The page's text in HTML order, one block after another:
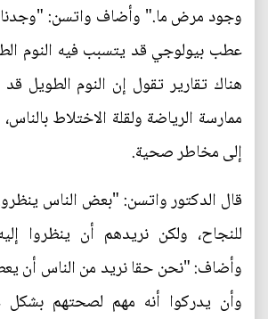
وجود مرض ما." وأضاف واتسن:
عطب بيولوجي قد يتسبب فيه النوم
هناك تقارير تقول إن النوم الطويل
ممارسة الرياضة ولقلة الاختلاط
إلى مخاطر صحية.
قال الدكتور واتسن: "بعض الناس
للنجاح، ولكن نريدهم أن ينظروا
وأضاف: "نحن حقا نريد من الناس أن
وأن يدركوا أنه مهم لصحتهم بشكل